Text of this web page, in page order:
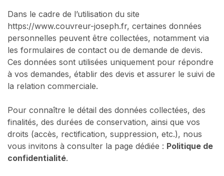
Dans le cadre de l’utilisation du site
https://www.couvreur-joseph.fr, certaines données
personnelles peuvent être collectées, notamment via
les formulaires de contact ou de demande de devis.
Ces données sont utilisées uniquement pour répondre
à vos demandes, établir des devis et assurer le suivi de
la relation commerciale.
Pour connaître le détail des données collectées, des
finalités, des durées de conservation, ainsi que vos
droits (accès, rectification, suppression, etc.), nous
vous invitons à consulter la page dédiée : Politique de
confidentialité.